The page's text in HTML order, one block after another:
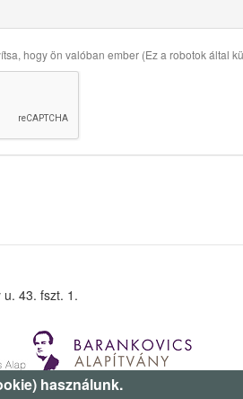
hogy ön valóban ember (Ez a robotok által
43. fszt. 1.
használunk.